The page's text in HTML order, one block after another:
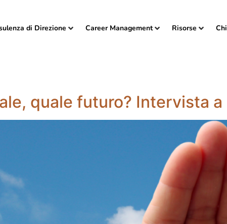
di Direzione Career Management Risorse
quale futuro? Intervista